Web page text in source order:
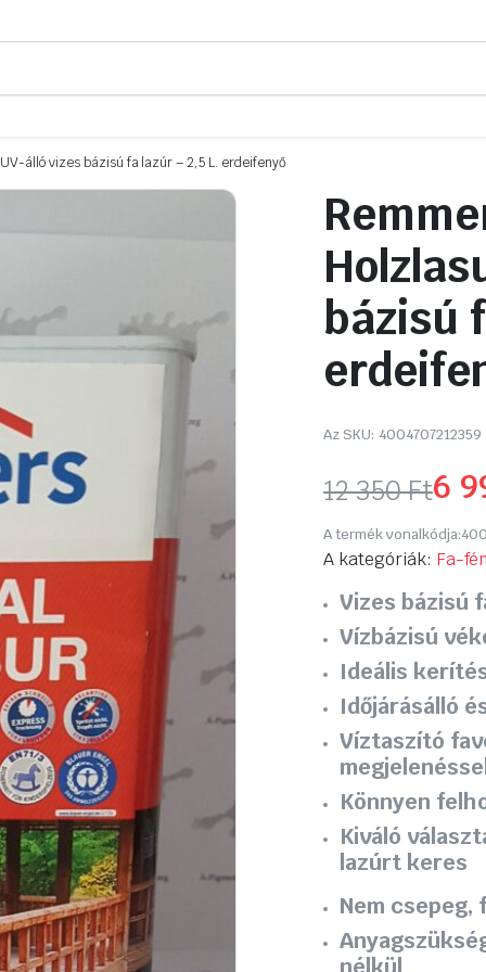
álló vizes bázisú fa lazúr – 2,5 L. erdeifenyő
bázisú
Az SKU: 4004707212359
12 350Ft
Original
price
was:
12
350 Ft.
6
Current
price
is:
6
990 Ft.
A termék vonalkódja:
A kategóriák: Fa-
Vizes bázisú
Vízbázisú
Ideális
Időjárásálló
Víztaszító
megjelenéssel
Könnyen
Kiváló
lazúrt keres
Nem csepeg,